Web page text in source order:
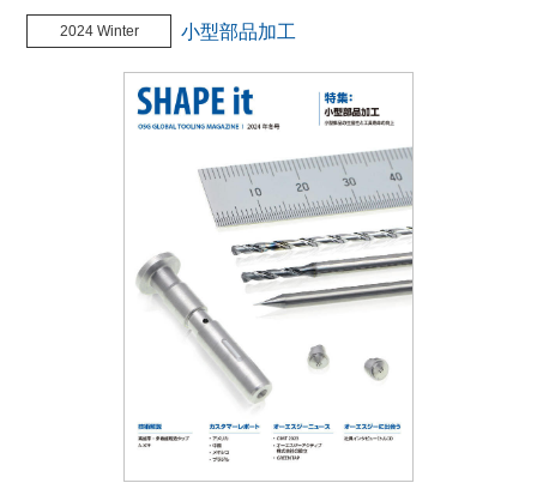
2024 Winter 小型部品加工